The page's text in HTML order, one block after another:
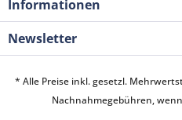
Informationen
Newsletter
* Alle Preise inkl. gesetzl.
Nachnahmegebühren,